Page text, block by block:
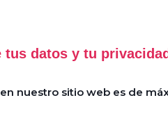
tus datos y tu
nuestro sitio web es de